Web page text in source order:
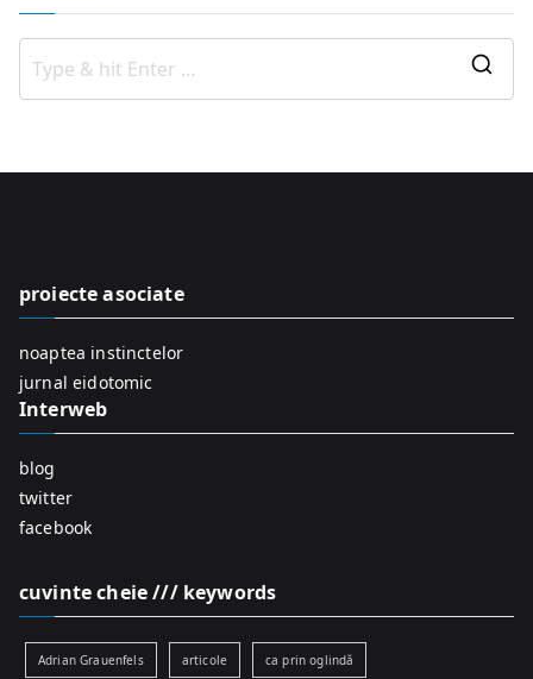
o
proiecte asociate
noaptea instinctelor
jurnal eidotomic
Interweb
blog
twitter
facebook
cuvinte cheie /// keywords
Adrian Grauenfels articole ca prin oglindă